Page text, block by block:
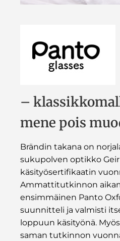
–
mene pois
Brändin takana on
sukupolven optikko Geir
käsityösertifikaatin
Ammattitutkinnon
ensimmäinen Panto
suunnitteli ja valmisti
loppuun käsityönä.
saman tutkinnon